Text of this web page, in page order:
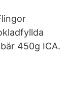
450g ICA.